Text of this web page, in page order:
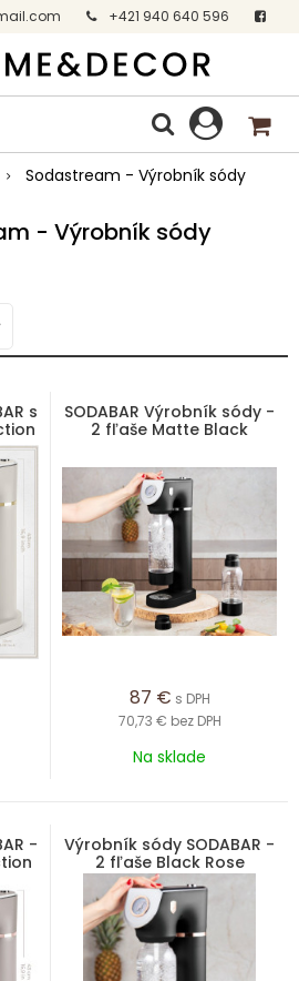
+421 940 640 596
Facebook
Sodastream - Výrobník sódy
- Výrobník sódy
s
SODABAR Výrobník sódy -
2 fľaše Matte Black
87 € s DPH
70,73 € bez DPH
Na sklade
-
Výrobník sódy SODABAR -
2 fľaše Black Rose
Collection